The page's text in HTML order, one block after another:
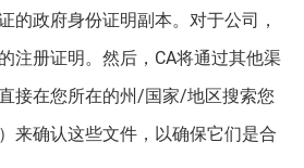
的政府身份证明副本。对于公司，
注册证明。然后，CA将通过其他渠
接在您所在的州/国家/地区搜索您
来确认这些文件，以确保它们是合